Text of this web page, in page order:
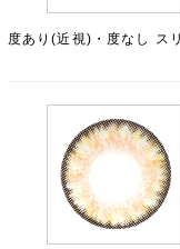
度あり(近視)・度なし ス